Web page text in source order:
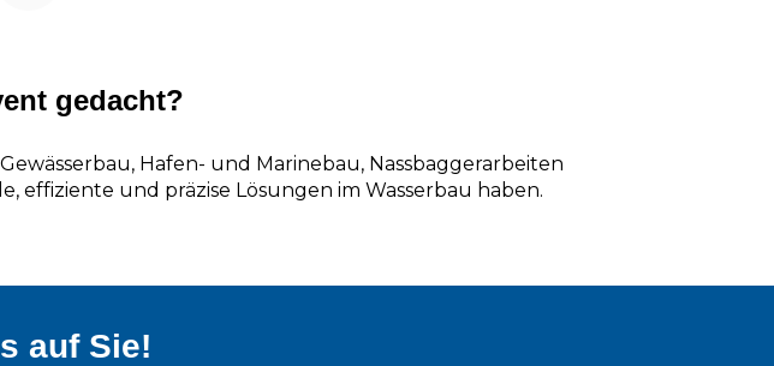
gedacht?
Hafen- und Marinebau, Nassbaggerarbeiten
effiziente und präzise Lösungen im Wasserbau haben.
auf Sie!